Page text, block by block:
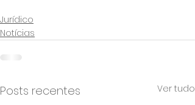
Jurídico
Notícias
Posts recentes Ver tudo